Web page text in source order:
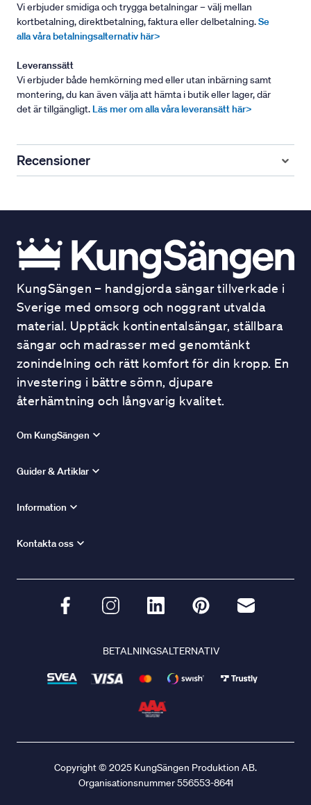
Vi erbjuder smidiga och trygga betalningar – välj mellan
kortbetalning, direktbetalning, faktura eller delbetalning.Se
alla våra betalningsalternativ här>
Leveranssätt
Vi erbjuder både hemkörning med eller utan inbärning samt
montering, du kan även välja att hämta i butik eller lager, där
det är tillgängligt. Läs mer om alla våra leveransätt här>
Recensioner
KungSängen – handgjorda sängar tillverkade i
Sverige med omsorg och noggrant utvalda
material. Upptäck kontinentalsängar, ställbara
sängar och madrasser med genomtänkt
zonindelning och rätt komfort för din kropp. En
investering i bättre sömn, djupare
återhämtning och långvarig kvalitet.
Om KungSängen
Guider & Artiklar
Information
Kontakta oss
BETALNINGSALTERNATIV
Copyright © 2025 KungSängen Produktion AB.
Organisationsnummer 556553-8641